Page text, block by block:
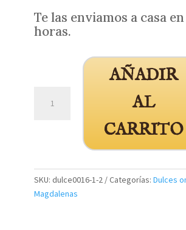
Te las enviamos a casa
horas.
caseras
AÑADIR
AL
CARRITO
SKU: dulce0016-1-2 Categorías: Dulces
Magdalenas